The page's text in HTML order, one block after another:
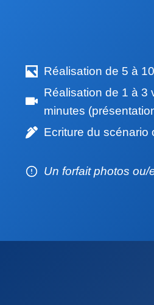
Réalisation de 5 à
Réalisation de 1 à 3
minutes
Ecriture du scénario
Un forfait photos